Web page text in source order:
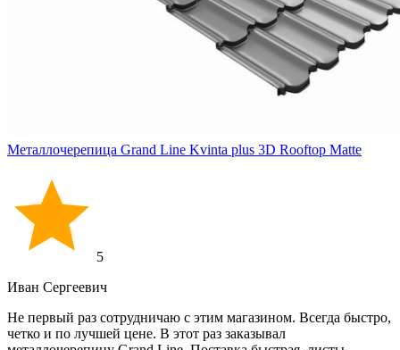
Металлочерепица Grand Line Kvinta plus 3D Rooftop Matte
5
Иван Cергеевич
Не первый раз сотрудничаю с этим магазином. Всегда быстро,
четко и по лучшей цене. В этот раз заказывал